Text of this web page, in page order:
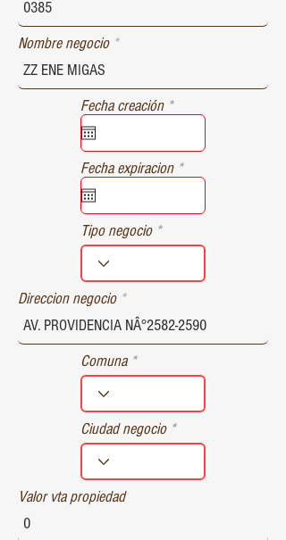
Nombre negocio
Fecha creación *r
e
u
i
d
Fecha expiracion *r
e
u
r
d
Tipo negocio
Direccion negocio
Comuna
Ciudad negocio
Valor vta propiedad